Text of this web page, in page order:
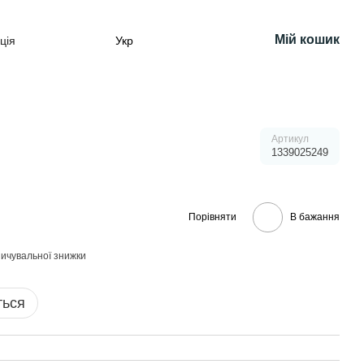
Укр Мій кошик
Артикул
1339025249
Порівняти В бажання
знижки